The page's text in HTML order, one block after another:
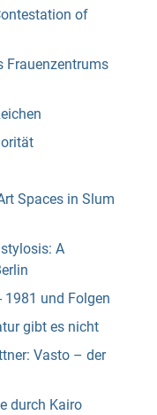
of
Frauenzentrums
Spaces in Slum
A
1981 und Folgen
gibt es nicht
Vasto – der
durch Kairo